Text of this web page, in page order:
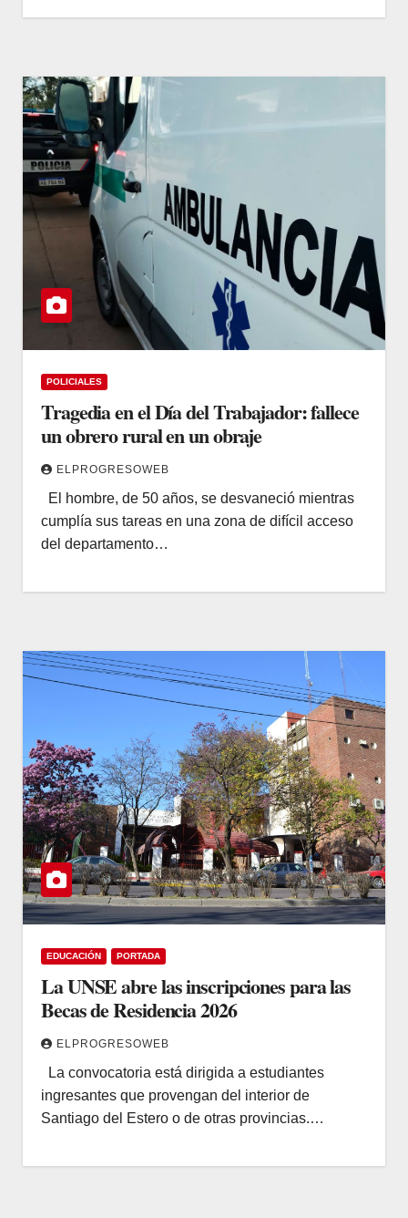
POLICIALES
Tragedia en el Día del Trabajador: fallece
un obrero rural en un obraje
ELPROGRESOWEB
El hombre, de 50 años, se desvaneció mientras
cumplía sus tareas en una zona de difícil acceso
del departamento…
EDUCACIÓN PORTADA
La UNSE abre las inscripciones para las
Becas de Residencia 2026
ELPROGRESOWEB
La convocatoria está dirigida a estudiantes
ingresantes que provengan del interior de
Santiago del Estero o de otras provincias.…